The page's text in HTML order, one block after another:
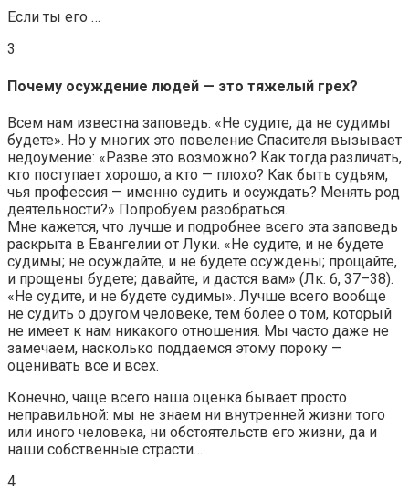
Если ты его …
3
Почему осуждение людей — это тяжелый грех?
Всем нам известна заповедь: «Не судите, да не судимы
будете». Но у многих это повеление Спасителя вызывает
недоумение: «Разве это возможно? Как тогда различать,
кто поступает хорошо, а кто — плохо? Как быть судьям,
чья профессия — именно судить и осуждать? Менять род
деятельности?» Попробуем разобраться.
Мне кажется, что лучше и подробнее всего эта заповедь
раскрыта в Евангелии от Луки. «Не судите, и не будете
судимы; не осуждайте, и не будете осуждены; прощайте,
и прощены будете; давайте, и дастся вам» (Лк. 6, 37–38).
«Не судите, и не будете судимы». Лучше всего вообще
не судить о другом человеке, тем более о том, который
не имеет к нам никакого отношения. Мы часто даже не
замечаем, насколько поддаемся этому пороку —
оценивать все и всех.
Конечно, чаще всего наша оценка бывает просто
неправильной: мы не знаем ни внутренней жизни того
или иного человека, ни обстоятельств его жизни, да и
наши собственные страсти…
4